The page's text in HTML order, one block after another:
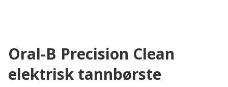
Oral-B Precision Clean
elektrisk tannbørste